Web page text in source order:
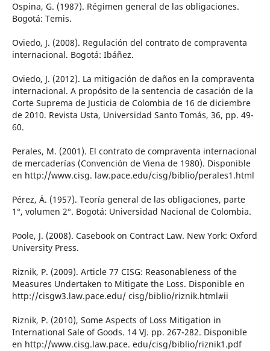
Ospina, G. (1987). Régimen general de las obligaciones.
Bogotá: Temis.
Oviedo, J. (2008). Regulación del contrato de compraventa
internacional. Bogotá: Ibáñez.
Oviedo, J. (2012). La mitigación de daños en la compraventa
internacional. A propósito de la sentencia de casación de la
Corte Suprema de Justicia de Colombia de 16 de diciembre
de 2010. Revista Usta, Universidad Santo Tomás, 36, pp. 49-
60.
Perales, M. (2001). El contrato de compraventa internacional
de mercaderías (Convención de Viena de 1980). Disponible
en http://www.cisg. law.pace.edu/cisg/biblio/perales1.html
Pérez, Á. (1957). Teoría general de las obligaciones, parte
1°, volumen 2°. Bogotá: Universidad Nacional de Colombia.
Poole, J. (2008). Casebook on Contract Law. New York: Oxford
University Press.
Riznik, P. (2009). Article 77 CISG: Reasonableness of the
Measures Undertaken to Mitigate the Loss. Disponible en
http://cisgw3.law.pace.edu/ cisg/biblio/riznik.html#ii
Riznik, P. (2010), Some Aspects of Loss Mitigation in
International Sale of Goods. 14 VJ. pp. 267-282. Disponible
en http://www.cisg.law.pace. edu/cisg/biblio/riznik1.pdf